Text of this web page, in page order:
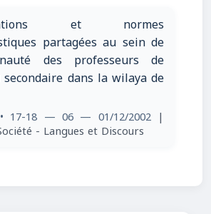
et normes
partagées au sein de
des professeurs de
dans la wilaya de
• 17-18 — 06 — 01/12/2002 |
- Langues et Discours